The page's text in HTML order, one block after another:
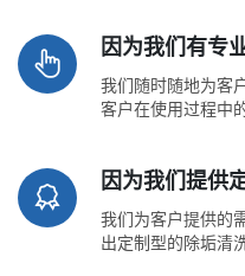
因为我们有专
我们随时随地为客
客户在使用过程中
因为我们提供
我们为客户提供的
出定制型的除垢清